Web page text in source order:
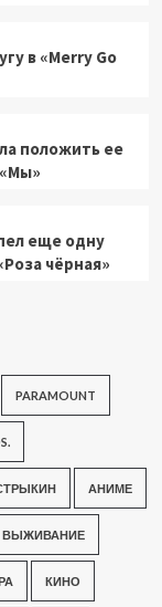
в «Merry Go
положить ее
еще одну
чёрная»
PARAMOUNT
АНИМЕ
ВЫЖИВАНИЕ
КИНО